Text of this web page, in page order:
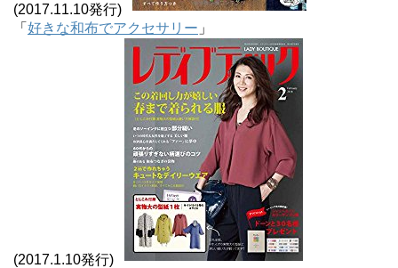
(2017.11.10発行)
「 好きな和布でアクセサリー 」
(2017.1.10発行)